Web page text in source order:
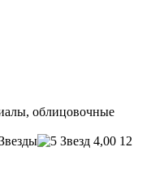
облицовочные
4,00 12